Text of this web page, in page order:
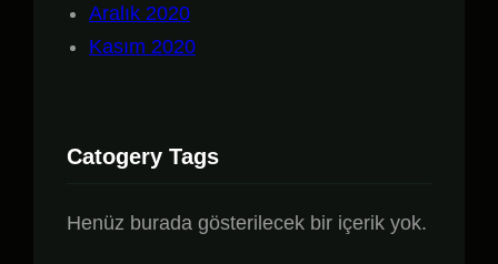
Aralık 2020
Kasım 2020
Catogery Tags
Henüz burada gösterilecek bir içerik yok.